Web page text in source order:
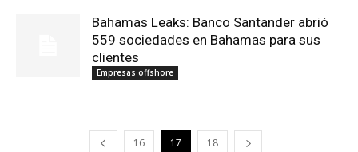
Bahamas Leaks: Banco Santander abrió
559 sociedades en Bahamas para sus
clientes
Empresas offshore
16 17 18